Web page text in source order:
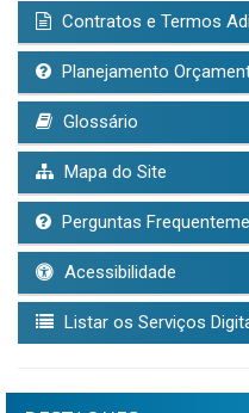
Contratos e Termos
Planejamento
Glossário
Mapa do Site
Perguntas
Acessibilidade
Listar os Serviços